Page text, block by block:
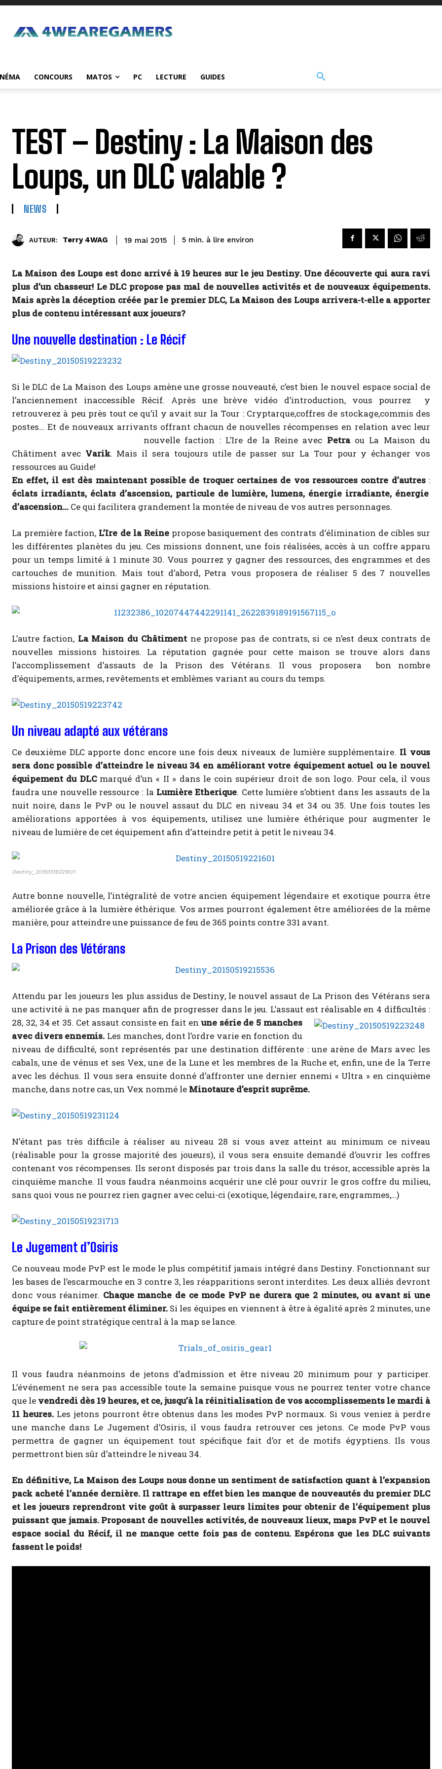
CONCOURS MATOS PC LECTURE GUIDES
TEST – Destiny : La Maison des
Loups, un DLC valable ?
NEWS
AUTEUR: Terry 4WAG 19 mai 2015 5 min. à lire environ
La Maison des Loups est donc arrivé à 19 heures sur le jeu Destiny. Une découverte qui aura ravi
plus d’un chasseur! Le DLC propose pas mal de nouvelles activités et de nouveaux équipements.
Mais après la déception créée par le premier DLC, La Maison des Loups arrivera-t-elle a apporter
plus de contenu intéressant aux joueurs?
Une nouvelle destination : Le Récif
Si le DLC de La Maison des Loups amène une grosse nouveauté, c’est bien le nouvel espace social de
l’anciennement inaccessible Récif. Après une brève vidéo d’introduction, vous pourrez y
retrouverez à peu près tout ce qu’il y avait sur la Tour : Cryptarque,coffres de stockage,commis des
postes… Et de nouveaux arrivants offrant chacun de nouvelles récompenses en relation avec leur
nouvelle faction : L’Ire de la Reine avec Petraou La Maison du
Châtiment avec Varik. Mais il sera toujours utile de passer sur La Tour pour y échanger vos
ressources au Guide!
En effet, il est dès maintenant possible de troquer certaines de vos ressources contre d’autres:
éclats irradiants, éclats d’ascension, particule de lumière, lumens, énergie irradiante, énergie
d’ascension… Ce qui facilitera grandement la montée de niveau de vos autres personnages.
La première faction, L’Ire de la Reinepropose basiquement des contrats d’élimination de cibles sur
les différentes planètes du jeu. Ces missions donnent, une fois réalisées, accès à un coffre apparu
pour un temps limité à 1 minute 30. Vous pourrez y gagner des ressources, des engrammes et des
cartouches de munition. Mais tout d’abord, Petra vous proposera de réaliser 5 des 7 nouvelles
missions histoire et ainsi gagner en réputation.
L’autre faction, La Maison du Châtimentne propose pas de contrats, si ce n’est deux contrats de
nouvelles missions histoires. La réputation gagnée pour cette maison se trouve alors dans
l’accomplissement d’assauts de la Prison des Vétérans. Il vous proposera bon nombre
d’équipements, armes, revêtements et emblèmes variant au cours du temps.
Un niveau adapté aux vétérans
Ce deuxième DLC apporte donc encore une fois deux niveaux de lumière supplémentaire. Il vous
sera donc possible d’atteindre le niveau 34 en améliorant votre équipement actuel ou le nouvel
équipement du DLCmarqué d’un « II » dans le coin supérieur droit de son logo. Pour cela, il vous
faudra une nouvelle ressource : la Lumière Etherique. Cette lumière s’obtient dans les assauts de la
nuit noire, dans le PvP ou le nouvel assaut du DLC en niveau 34 et 34 ou 35. Une fois toutes les
améliorations apportées à vos équipements, utilisez une lumière éthérique pour augmenter le
niveau de lumière de cet équipement afin d’atteindre petit à petit le niveau 34.
Destiny_20150519221601
Autre bonne nouvelle, l’intégralité de votre ancien équipement légendaire et exotique pourra être
améliorée grâce à la lumière éthérique. Vos armes pourront également être améliorées de la même
manière, pour atteindre une puissance de feu de 365 points contre 331 avant.
La Prison des Vétérans
Attendu par les joueurs les plus assidus de Destiny, le nouvel assaut de La Prison des Vétérans sera
une activité à ne pas manquer afin de progresser dans le jeu. L’assaut est réalisable en 4 difficultés :
28, 32, 34 et 35. Cet assaut consiste en fait en une série de 5 manches
avec divers ennemis. Les manches, dont l’ordre varie en fonction du
niveau de difficulté, sont représentés par une destination différente : une arène de Mars avec les
cabals, une de vénus et ses Vex, une de la Lune et les membres de la Ruche et, enfin, une de la Terre
avec les déchus. Il vous sera ensuite donné d’affronter une dernier ennemi « Ultra » en cinquième
manche, dans notre cas, un Vex nommé le Minotaure d’esprit suprême.
N’étant pas très difficile à réaliser au niveau 28 si vous avez atteint au minimum ce niveau
(réalisable pour la grosse majorité des joueurs), il vous sera ensuite demandé d’ouvrir les coffres
contenant vos récompenses. Ils seront disposés par trois dans la salle du trésor, accessible après la
cinquième manche. Il vous faudra néanmoins acquérir une clé pour ouvrir le gros coffre du milieu,
sans quoi vous ne pourrez rien gagner avec celui-ci (exotique, légendaire, rare, engrammes,…)
Le Jugement d’Osiris
Ce nouveau mode PvP est le mode le plus compétitif jamais intégré dans Destiny. Fonctionnant sur
les bases de l’escarmouche en 3 contre 3, les réapparitions seront interdites. Les deux alliés devront
donc vous réanimer. Chaque manche de ce mode PvP ne durera que 2 minutes, ou avant si une
équipe se fait entièrement éliminer.Si les équipes en viennent à être à égalité après 2 minutes, une
capture de point stratégique central à la map se lance.
Il vous faudra néanmoins de jetons d’admission et être niveau 20 minimum pour y participer.
L’événement ne sera pas accessible toute la semaine puisque vous ne pourrez tenter votre chance
que le vendredi dès 19 heures, et ce, jusqu’à la réinitialisation de vos accomplissements le mardi à
11 heures.Les jetons pourront être obtenus dans les modes PvP normaux. Si vous veniez à perdre
une manche dans Le Jugement d’Osiris, il vous faudra retrouver ces jetons. Ce mode PvP vous
permettra de gagner un équipement tout spécifique fait d’or et de motifs égyptiens. Ils vous
permettront bien sûr d’atteindre le niveau 34.
En définitive, La Maison des Loups nous donne un sentiment de satisfaction quant à l’expansion
pack acheté l’année dernière. Il rattrape en effet bien les manque de nouveautés du premier DLC
et les joueurs reprendront vite goût à surpasser leurs limites pour obtenir de l’équipement plus
puissant que jamais. Proposant de nouvelles activités, de nouveaux lieux, maps PvP et le nouvel
espace social du Récif, il ne manque cette fois pas de contenu. Espérons que les DLC suivants
fassent le poids!